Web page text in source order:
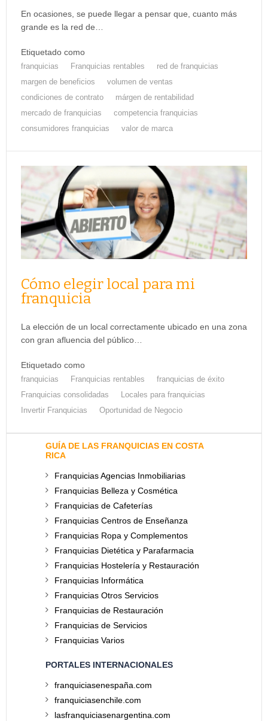
En ocasiones, se puede llegar a pensar que, cuanto más
grande es la red de…
Etiquetado como
franquicias Franquicias rentables
red de franquicias
margen de beneficios
volumen de ventas
condiciones de contrato
márgen de rentabilidad
mercado de franquicias
competencia franquicias
consumidores franquicias
valor de marca
Cómo elegir local para mi
franquicia
La elección de un local correctamente ubicado en una zona
con gran afluencia del público…
Etiquetado como
franquicias Franquicias rentables
franquicias de éxito
Franquicias consolidadas
Locales para franquicias
Invertir Franquicias
Oportunidad de Negocio
GUÍA DE LAS FRANQUICIAS EN COSTA
RICA
Franquicias Agencias Inmobiliarias
Franquicias Belleza y Cosmética
Franquicias de Cafeterías
Franquicias Centros de Enseñanza
Franquicias Ropa y Complementos
Franquicias Dietética y Parafarmacia
Franquicias Hostelería y Restauración
Franquicias Informática
Franquicias Otros Servicios
Franquicias de Restauración
Franquicias de Servicios
Franquicias Varios
PORTALES INTERNACIONALES
franquiciasenespaña.com
franquiciasenchile.com
lasfranquiciasenargentina.com